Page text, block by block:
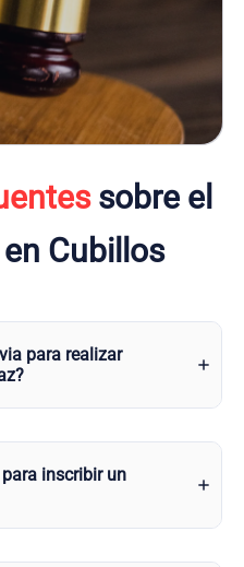
sobre el
Cubillos
para realizar
inscribir un